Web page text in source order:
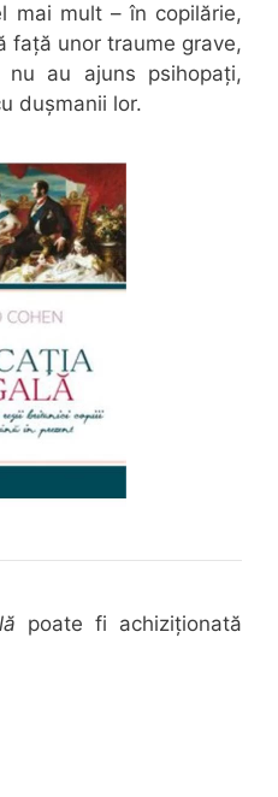
mai mult – în copilărie,
față unor traume grave,
au ajuns psihopați,
dușmanii lor.
poate fi achiziționată